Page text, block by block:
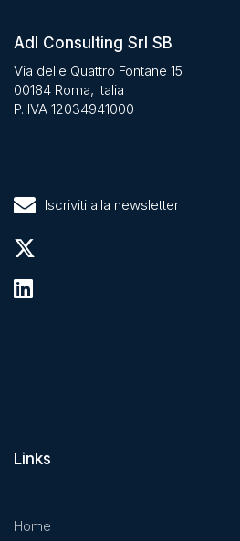
Adl Consulting Srl SB
Via delle Quattro Fontane 15
00184 Roma, Italia
P. IVA 12034941000
Iscriviti alla newsletter
Links
Home